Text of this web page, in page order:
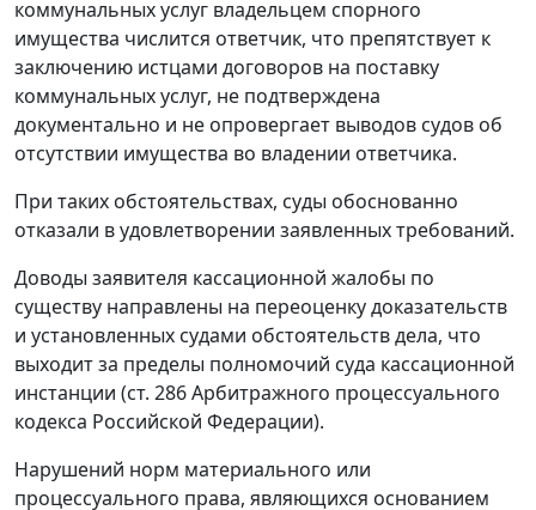
коммунальных услуг владельцем спорного
имущества числится ответчик, что препятствует к
заключению истцами договоров на поставку
коммунальных услуг, не подтверждена
документально и не опровергает выводов судов об
отсутствии имущества во владении ответчика.
При таких обстоятельствах, суды обоснованно
отказали в удовлетворении заявленных требований.
Доводы заявителя кассационной жалобы по
существу направлены на переоценку доказательств
и установленных судами обстоятельств дела, что
выходит за пределы полномочий суда кассационной
инстанции (ст. 286Арбитражного процессуального
кодекса Российской Федерации).
Нарушений норм материального или
процессуального права, являющихся основанием